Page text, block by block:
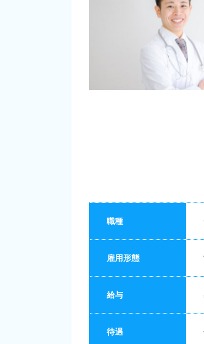
職種
雇用形態
給与
待遇